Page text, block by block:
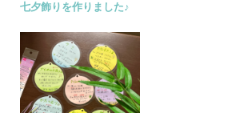
七夕飾りを作りました♪